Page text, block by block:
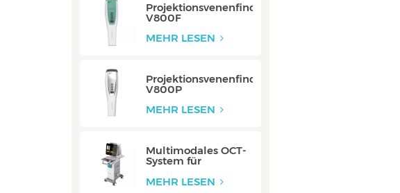
Projektionsvenenfinder:
V800F
MEHR LESEN
Projektionsvenenfinder:
V800P
MEHR LESEN
Multimodales OCT-
System für
Halsschlagadern:
ZERO
MEHR LESEN